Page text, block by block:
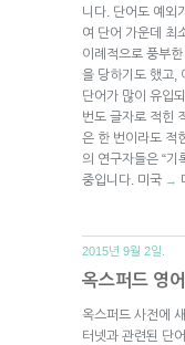
니다. 단어도 예외
여 단어 가운데 최
이례적으로 풍부
을 당하기도 했고,
단어가 많이 유입
번도 글자로 적힌
은 한 번이라도 적
의 연구자들은 “기
중입니다. 미국 →
2015년 9월 2일.
옥스퍼드 영
옥스퍼드 사전에
터넷과 관련된 단